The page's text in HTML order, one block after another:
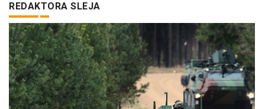
REDAKTORA SLEJA